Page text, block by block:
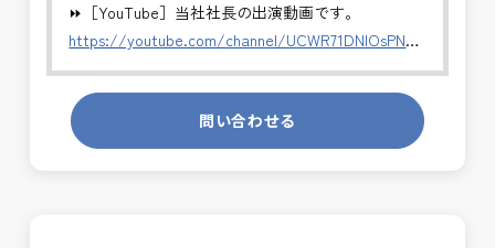
・全体スケジュール・事業費・リスクの管理
・発注方式や契約戦略の検討・調整
・CM・設計・施工フェーズの統合管理
・関係機関・住民・行政との合意形成支援
・事業推進に関する意思決定支援・成果評価
⏩［YouTube］当社社長の出演動画です。
https://youtube.com/channel/
発注者側の立場で業務を行う、やりがいのあるお仕
事です。
長期的にお仕事が出来る方を募集しております。
問い合わせる